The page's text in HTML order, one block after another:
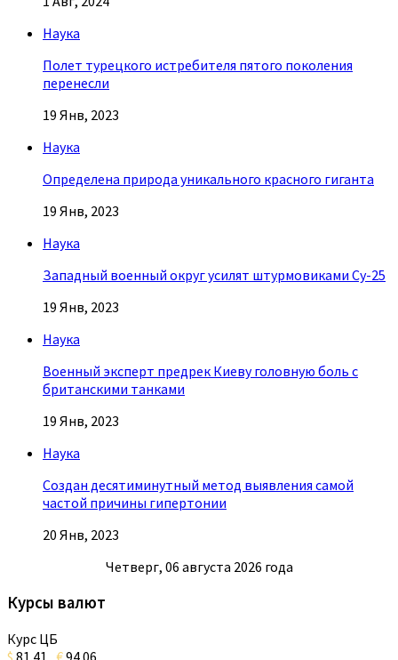
Наука
Полет турецкого истребителя пятого поколения
перенесли
19 Янв, 2023
Наука
Определена природа уникального красного гиганта
19 Янв, 2023
Наука
Западный военный округ усилят штурмовиками Су-25
19 Янв, 2023
Наука
Военный эксперт предрек Киеву головную боль с
британскими танками
19 Янв, 2023
Наука
Создан десятиминутный метод выявления самой
частой причины гипертонии
20 Янв, 2023
Четверг, 06 августа 2026 года
Курсы валют
Курс ЦБ
$ 81.41 €94.06